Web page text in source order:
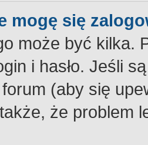
mogę się
może być kilka.
i hasło. Jeśli
(aby się
że problem